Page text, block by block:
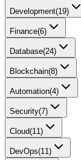
Development(19)
Finance(6)
Database(24)
Blockchain(8)
Automation(4)
Security(7)
Cloud(11)
DevOps(11)